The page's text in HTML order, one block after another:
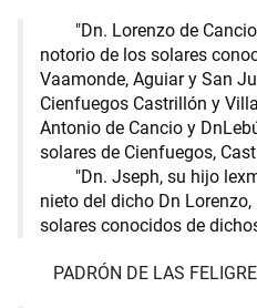
"Dn. Lorenzo de
notorio de los solares
Vaamonde, Aguiar y San
Cienfuegos Castrillón y
Antonio de Cancio y
solares de Cienfuegos,
"Dn. Jseph, su hijo
nieto del dicho Dn
solares conocidos de
PADRÓN DE LAS